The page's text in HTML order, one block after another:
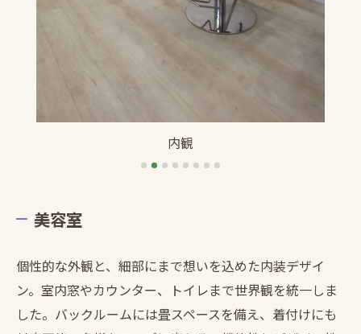
内観
美容室
個性的な外観と、細部にまで想いを込めた内装デザイ
ン。室内窓やカウンター、トイレまで世界観を統一しま
した。バックルームには畳スペースを備え、着付けにも